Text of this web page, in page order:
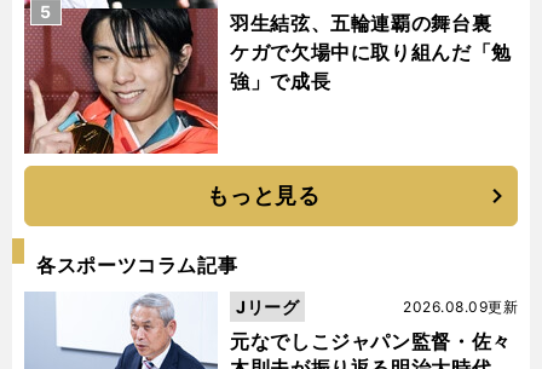
羽生結弦、五輪連覇の舞台裏
ケガで欠場中に取り組んだ「勉
強」で成長
5
もっと見る
各スポーツコラム記事
元なでしこジャパン監督・佐々
2026.08.09更新
Jリーグ